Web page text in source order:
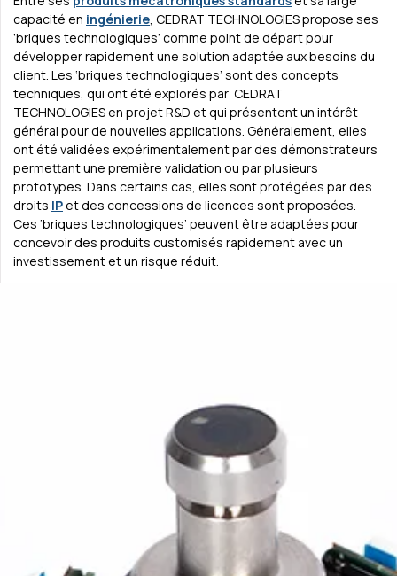
capacité en ingénierie, CEDRAT TECHNOLOGIES propose ses
‘briques technologiques’ comme point de départ pour
développer rapidement une solution adaptée aux besoins du
client. Les ‘briques technologiques’ sont des concepts
techniques, qui ont été explorés par CEDRAT
TECHNOLOGIES en projet R&D et qui présentent un intérêt
général pour de nouvelles applications. Généralement, elles
ont été validées expérimentalement par des démonstrateurs
permettant une première validation ou par plusieurs
prototypes. Dans certains cas, elles sont protégées par des
droits IPet des concessions de licences sont proposées.
Ces ‘briques technologiques’ peuvent être adaptées pour
concevoir des produits customisés rapidement avec un
investissement et un risque réduit.